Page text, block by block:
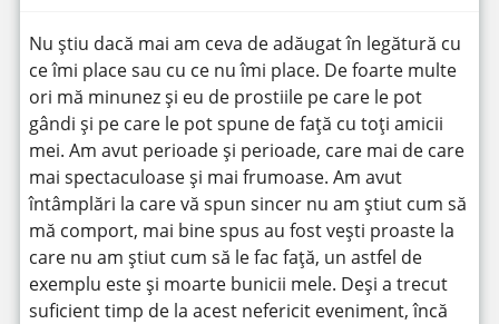
Nu știu dacă mai am ceva de adăugat în legătură cu
ce îmi place sau cu ce nu îmi place. De foarte multe
ori mă minunez și eu de prostiile pe care le pot
gândi și pe care le pot spune de față cu toți amicii
mei. Am avut perioade și perioade, care mai de care
mai spectaculoase și mai frumoase. Am avut
întâmplări la care vă spun sincer nu am știut cum să
mă comport, mai bine spus au fost vești proaste la
care nu am știut cum să le fac față, un astfel de
exemplu este și moarte bunicii mele. Deși a trecut
suficient timp de la acest nefericit eveniment, încă